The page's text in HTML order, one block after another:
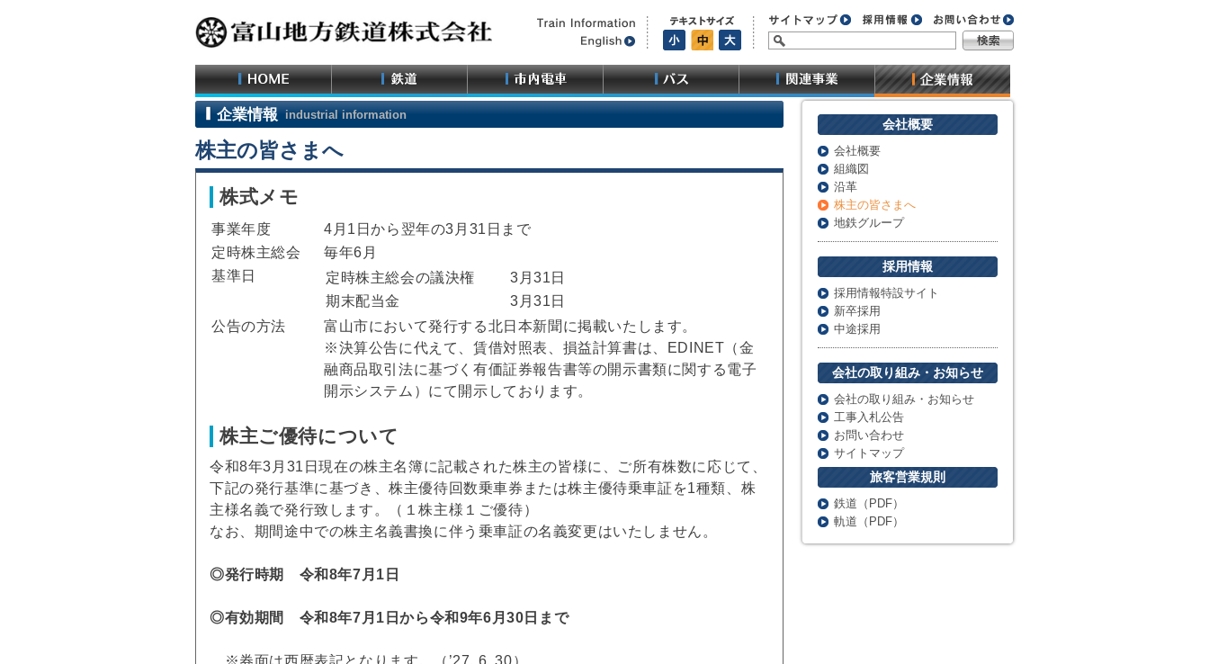
会社概要
会社概要
組織図
沿革
株主の皆さまへ
地鉄グループ
採用情報
採用情報特設サイト
新卒採用
中途採用
会社の取り組み・お知らせ
会社の取り組み・お知らせ
工事入札公告
お問い合わせ
サイトマップ
旅客営業規則
鉄道（PDF）
軌道（PDF）
企業情報 industrial information
株主の皆さまへ
株式メモ
事業年度
4月1日から翌年の3月31日まで
定時株主総会
毎年6月
基準日
定時株主総会の議決権
3月31日
期末配当金
3月31日
公告の方法
富山市において発行する北日本新聞に掲載いたします。
※決算公告に代えて、賃借対照表、損益計算書は、EDINET（金
融商品取引法に基づく有価証券報告書等の開示書類に関する電子
開示システム）にて開示しております。
株主ご優待について
令和8年3月31日現在の株主名簿に記載された株主の皆様に、ご所有株数に応じて、
下記の発行基準に基づき、株主優待回数乗車券または株主優待乗車証を1種類、株
主様名義で発行致します。（１株主様１ご優待）
なお、期間途中での株主名義書換に伴う乗車証の名義変更はいたしません。
◎発行時期 令和8年7月1日
◎有効期間 令和8年7月1日から令和9年6月30日まで
※券面は西暦表記となります。（’27. 6. 30）